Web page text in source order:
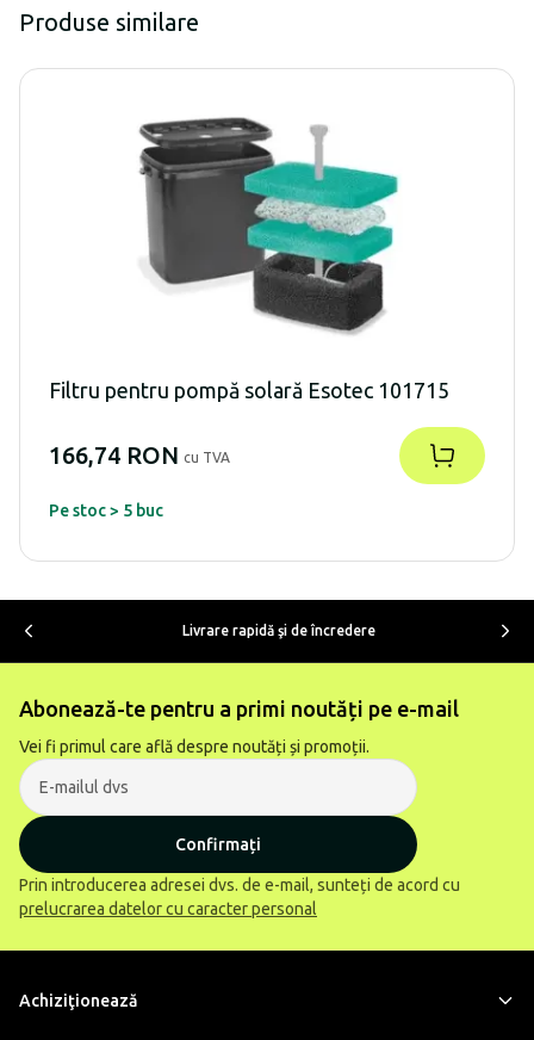
Produse similare
Filtru pentru pompă solară Esotec 101715
166,74 RON cu TVA
Pe stoc > 5 buc
Livrare rapidă şi de încredere
Abonează-te pentru a primi noutăți pe e-mail
Vei fi primul care află despre noutăți și promoții.
Confirmați
Prin introducerea adresei dvs. de e-mail, sunteți de acord cu
prelucrarea datelor cu caracter personal
Achiziţionează